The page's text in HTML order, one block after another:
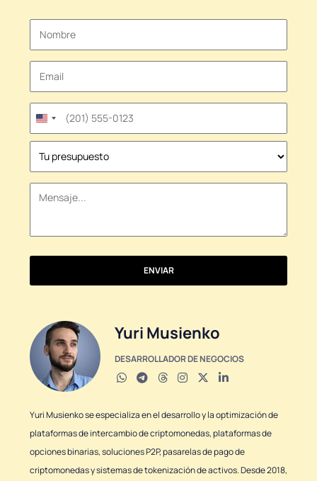
United
States
+1
ENVIAR
Yuri Musienko
DESARROLLADOR DE NEGOCIOS
Yuri Musienko se especializa en el desarrollo y la optimización de
plataformas de intercambio de criptomonedas, plataformas de
opciones binarias, soluciones P2P, pasarelas de pago de
criptomonedas y sistemas de tokenización de activos. Desde 2018,